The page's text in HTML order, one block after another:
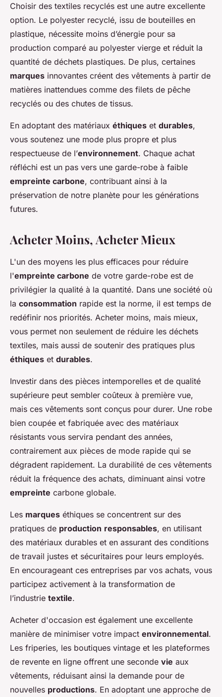
Choisir des textiles recyclés est une autre excellente
option. Le polyester recyclé, issu de bouteilles en
plastique, nécessite moins d’énergie pour sa
production comparé au polyester vierge et réduit la
quantité de déchets plastiques. De plus, certaines
marques innovantes créent des vêtements à partir de
matières inattendues comme des filets de pêche
recyclés ou des chutes de tissus.
En adoptant des matériaux éthiques et durables,
vous soutenez une mode plus propre et plus
respectueuse de l’environnement. Chaque achat
réfléchi est un pas vers une garde-robe à faible
empreinte carbone, contribuant ainsi à la
préservation de notre planète pour les générations
futures.
Acheter Moins, Acheter Mieux
L'un des moyens les plus efficaces pour réduire
l'empreinte carbone de votre garde-robe est de
privilégier la qualité à la quantité. Dans une société où
la consommation rapide est la norme, il est temps de
redéfinir nos priorités. Acheter moins, mais mieux,
vous permet non seulement de réduire les déchets
textiles, mais aussi de soutenir des pratiques plus
éthiques et durables.
Investir dans des pièces intemporelles et de qualité
supérieure peut sembler coûteux à première vue,
mais ces vêtements sont conçus pour durer. Une robe
bien coupée et fabriquée avec des matériaux
résistants vous servira pendant des années,
contrairement aux pièces de mode rapide qui se
dégradent rapidement. La durabilité de ces vêtements
réduit la fréquence des achats, diminuant ainsi votre
empreinte carbone globale.
Les marques éthiques se concentrent sur des
pratiques de production responsables, en utilisant
des matériaux durables et en assurant des conditions
de travail justes et sécuritaires pour leurs employés.
En encourageant ces entreprises par vos achats, vous
participez activement à la transformation de
l’industrie textile.
Acheter d'occasion est également une excellente
manière de minimiser votre impact environnemental.
Les friperies, les boutiques vintage et les plateformes
de revente en ligne offrent une seconde vie aux
vêtements, réduisant ainsi la demande pour de
nouvelles productions. En adoptant une approche de